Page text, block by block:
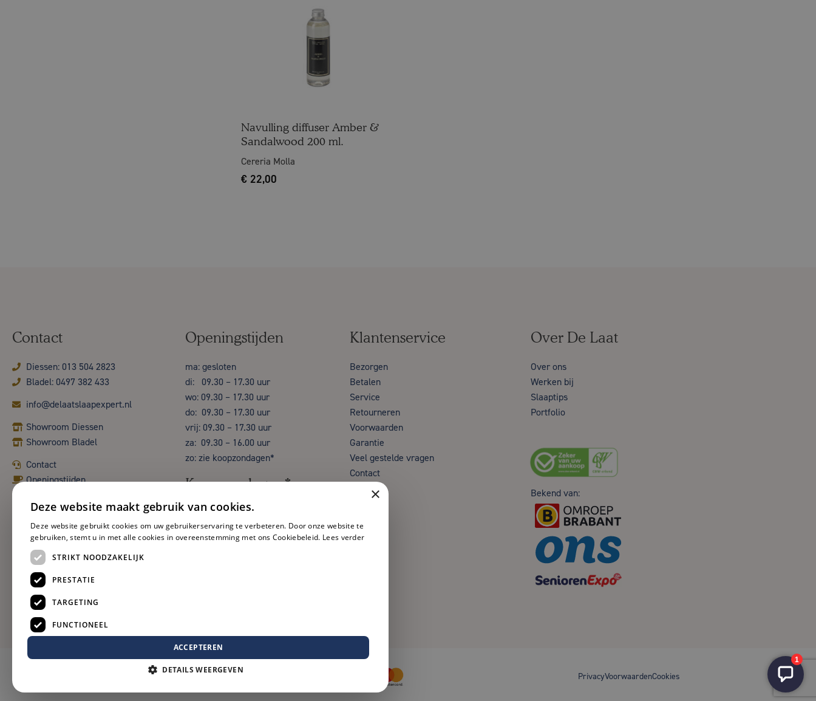
Navulling diffuser Amber &
Sandalwood 200 ml.
Cereria Molla
€ 22,00
Contact
Diessen: 013 504 2823
Bladel: 0497 382 433
info@delaatslaapexpert.nl
Showroom Diessen
Showroom Bladel
Contact
Openingstijden
Openingstijden
ma: gesloten
di: 09.30 – 17.30 uur
wo: 09.30 – 17.30 uur
do: 09.30 – 17.30 uur
vrij: 09.30 – 17.30 uur
za: 09.30 – 16.00 uur
zo: zie koopzondagen*
Koopzondagen*
Klantenservice
Bezorgen
Betalen
Service
Retourneren
Voorwaarden
Garantie
Veel gestelde vragen
Contact
Over De Laat
Over ons
Werken bij
Slaaptips
Portfolio
Bekend van:
PrivacyVoorwaardenCookies
×
Deze website maakt gebruik van cookies.
Deze website gebruikt cookies om uw gebruikerservaring te verbeteren. Door onze website te
gebruiken, stemt u in met alle cookies in overeenstemming met ons Cookiebeleid. Lees verder
STRIKT NOODZAKELIJK
PRESTATIE
TARGETING
FUNCTIONEEL
ACCEPTEREN
DETAILS WEERGEVEN